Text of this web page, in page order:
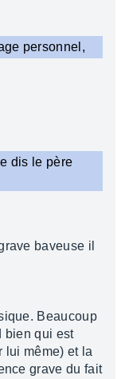
personnel,
dis le père
baveuse il
Beaucoup
bien qui est
lui même) et la
grave du fait